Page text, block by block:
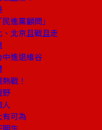
進黨顧問」
北京且戰且走
進退維谷
戰！
野
有可為